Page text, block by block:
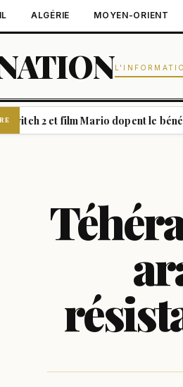
ALGÉRIE MOYEN-ORIENT
film Mario dopent le bénéfice de